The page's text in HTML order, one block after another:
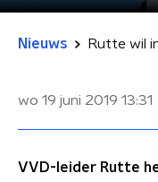
Nieuws
wo 19 juni 2019 13:31
VVD-leider Rutte